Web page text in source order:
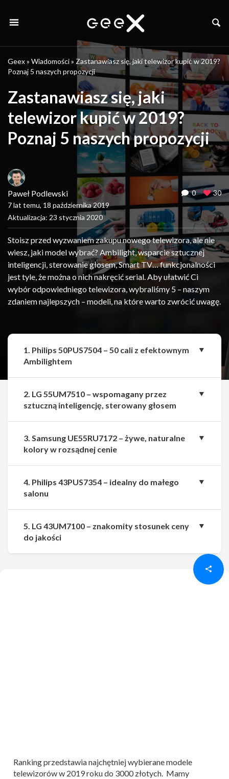
Geex» Wiadomości» Zastanawiasz się, jaki telewizor kupić w 2019?
Poznaj 5 naszych propozycji
Zastanawiasz się, jaki
telewizor kupić w 2019?
Poznaj 5 naszych propozycji
Paweł Podlewski
7 lat temu, 18 października 2019
Aktualizacja: 23 stycznia 2020
0 30
Stoisz przed wyzwaniem zakupu nowego telewizora, ale nie
wiesz, jaki model wybrać? Ambilight, wsparcie sztucznej
inteligencji, sterowanie głosem, Smart TV… funkcjonalności
jest tyle, że można o nich nakręcić serial. Aby ułatwić Ci
wybór odpowiedniego telewizora, wybraliśmy 5 – naszym
zdaniem najlepszych – modeli, na które warto zwrócić uwagę.
Ranking przedstawia najchętniej wybierane modele
telewizorów w 2019 roku do 3000 złotych. Mamy
1. Philips 50PUS7504 – 50 cali z efektownym
Ambilightem
2. LG 55UM7510 – wspomagany przez
sztuczną inteligencję, sterowany głosem
3. Samsung UE55RU7172 – żywe, naturalne
kolory w rozsądnej cenie
4. Philips 43PUS7354 – idealny do małego
salonu
5. LG 43UM7100 – znakomity stosunek ceny
do jakości